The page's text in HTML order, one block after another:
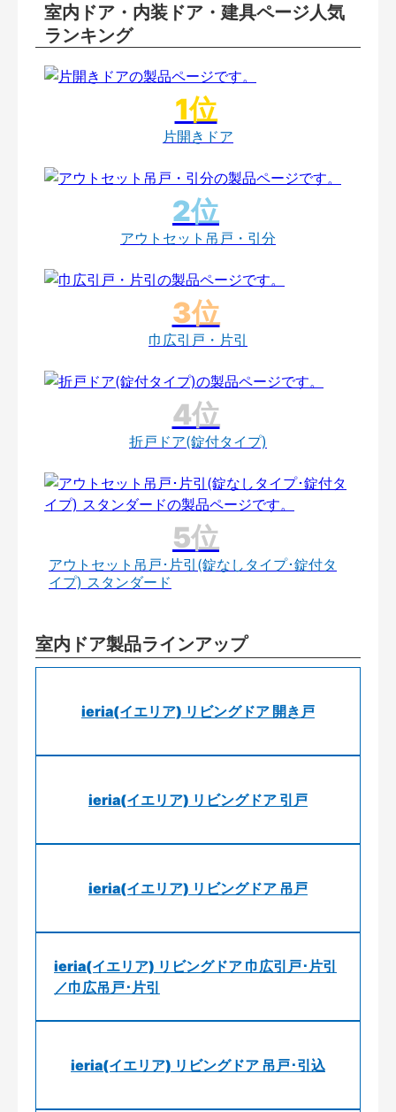
室内ドア・内装ドア・建具ページ人気
ランキング
片開きドア
アウトセット吊戸・引分
巾広引戸・片引
折戸ドア(錠付タイプ)
アウトセット吊戸･片引(錠なしタイプ･錠付タ
イプ) スタンダード
室内ドア製品ラインアップ
ieria(イエリア) リビングドア 開き戸
ieria(イエリア) リビングドア 引戸
ieria(イエリア) リビングドア 吊戸
ieria(イエリア) リビングドア 巾広引戸･片引
／巾広吊戸･片引
ieria(イエリア) リビングドア 吊戸･引込